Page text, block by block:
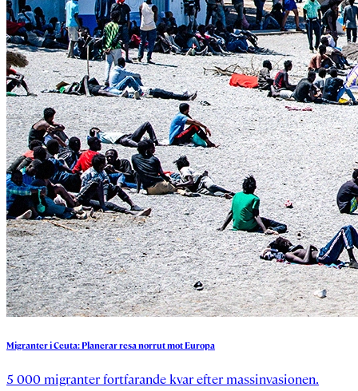
MigranteriCeuta:PlanerarresanorrutmotEuropa
5 000 migranter fortfarande kvar efter massinvasionen.